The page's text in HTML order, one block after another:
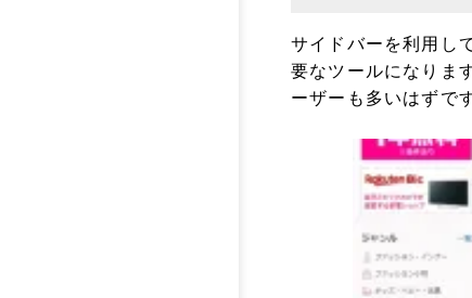
サイドバーを利用し
要なツールになりま
ーザーも多いはずです